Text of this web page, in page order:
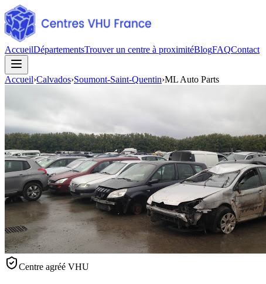
AccueilDépartementsTrouver un centre à proximitéBlogFAQContact
Accueil›Calvados›Soumont-Saint-Quentin›ML Auto Parts
Centre agréé VHU